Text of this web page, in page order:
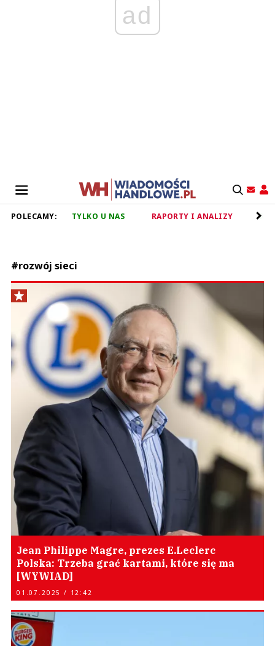
ad
POLECAMY: TYLKO U NAS RAPORTY I ANALIZY
#rozwój sieci
Jean Philippe Magre, prezes E.Leclerc
Polska: Trzeba grać kartami, które się ma
[WYWIAD]
01.07.2025 / 12:42